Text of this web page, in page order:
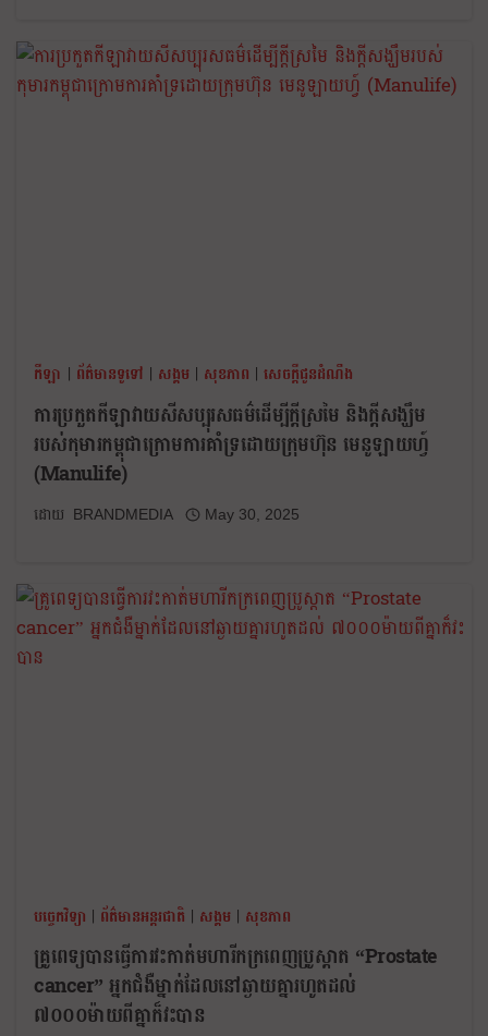
កីឡា | ព័ត៌មានទូទៅ | សង្គម | សុខភាព | សេចក្តីជូនដំណឹង
ការប្រកួតកីឡាវាយសីសប្បុរសធម៌ដើម្បីក្ដីស្រមៃ និងក្ដីសង្ឃឹម
របស់កុមារកម្ពុជាក្រោមការគាំទ្រដោយក្រុមហ៊ុន មេនូឡាយហ្វ៍
(Manulife)
BRANDMEDIA May 30, 2025
បច្ចេកវិទ្យា | ព័ត៌មានអន្តរជាតិ | សង្គម | សុខភាព
គ្រូពេទ្យបានធ្វើការវះកាត់មហារីកក្រពេញប្រូស្តាត “Prostate
cancer” អ្នកជំងឺម្នាក់ដែលនៅឆ្ងាយគ្នារហូតដល់
៧០០០ម៉ាយពីគ្នាក៏វះបាន